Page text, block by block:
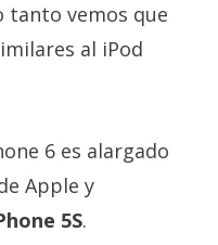
tanto vemos que
al iPod
6 es alargado
Apple y
5S.